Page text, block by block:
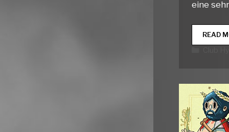
eine
READ